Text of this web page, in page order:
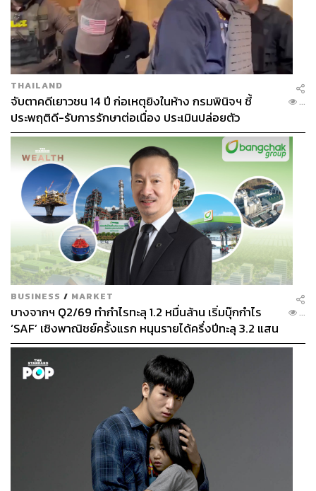
4. หลีกเลี่ยงการสูบบุหรี่ และดื่มเครื่องดื่มแอลกอฮอล์
ผลงานวิจัยระบุว่า การสูบบุหรี่ 1 มวน ทำให้เราหลับลึกน้อย
ลงไป 1-2 นาที เมื่อเทียบกับผู้ไม่สูบบุหรี่ สาเหตุมาจากนิโคติน
มีฤทธิ์กระตุ้นประสาทส่วนกลาง จึงขัดขวางร่างกายไม่ให้เข้า
สู่ช่วงหลับลึก และทำให้นอนหลับยาก ส่วนการดื่ม
แอลกอฮอล์นั้น แม้จะสร้างความรู้สึกผ่อนคลาย แต่การดื่ม
แอลกอฮอล์ก่อนเข้านอน รบกวนวงจรการนอนหลับ มีผลต่อ
คลื่นสมองระหว่างช่วงนอนหลับลึก (Deep Sleep) และช่วง
นอนหลับฝัน (REM) ทำให้คุณภาพการนอนหลับเสียไป และ
การนอนถูกรบกวนมากขึ้น
THAILAND
จับตาคดีเยาวชน 14 ปี ก่อเหตุยิงในห้าง กรมพินิจฯ ชี้
ประพฤติดี-รับการรักษาต่อเนื่อง ประเมินปล่อยตัว
...
BUSINESS / MARKET
บางจากฯ Q2/69 ทำกำไรทะลุ 1.2 หมื่นล้าน เริ่มบุ๊กกำไร
‘SAF’ เชิงพาณิชย์ครั้งแรก หนุนรายได้ครึ่งปีทะลุ 3.2 แสน
ล้าน
...